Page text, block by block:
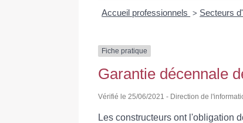
Accueil professionnels > Secteurs
Fiche pratique
Garantie décennale
Vérifié le 25/06/2021 - Direction de
Les constructeurs ont l'obligation